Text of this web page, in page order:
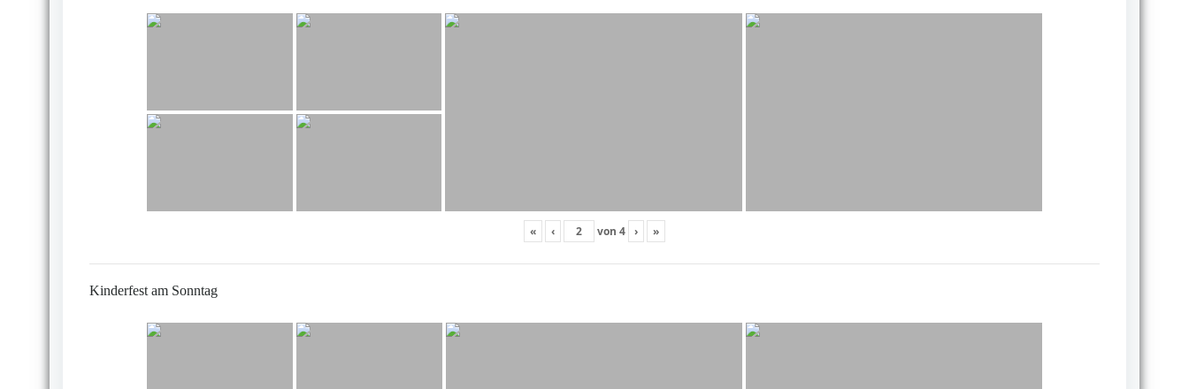
« ‹ von 4 › »
Kinderfest am Sonntag